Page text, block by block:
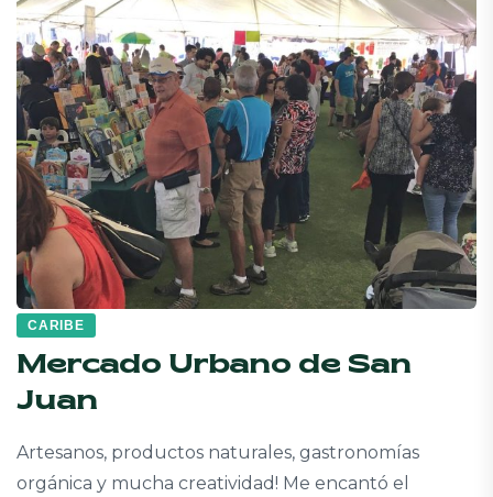
CARIBE
Mercado Urbano de San
Juan
Artesanos, productos naturales, gastronomías
orgánica y mucha creatividad! Me encantó el